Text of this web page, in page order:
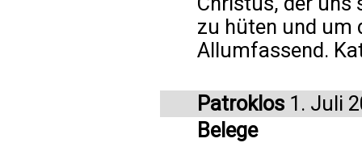
zu hüten und um
Allumfassend.
Patroklos 1. Juli
Belege